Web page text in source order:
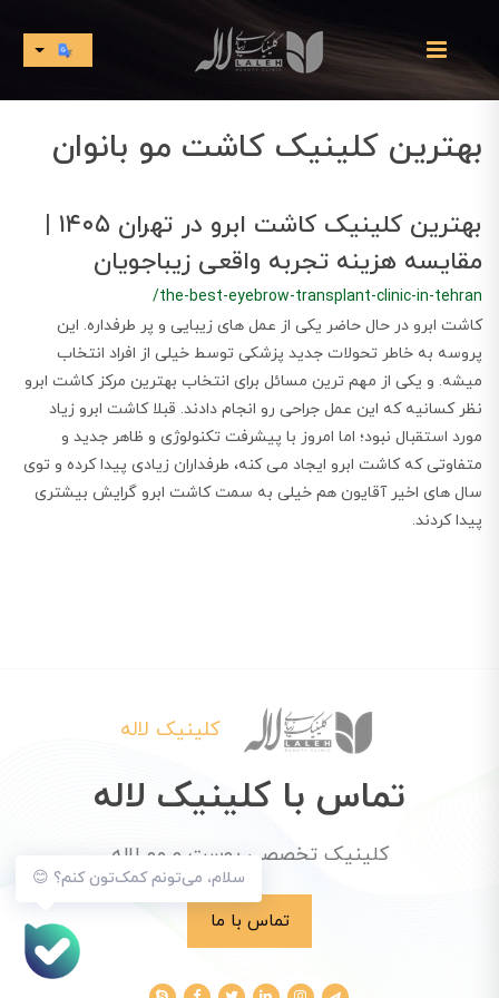
بهترین کلینیک کاشت مو بانوان
بهترین کلینیک کاشت ابرو در تهران ۱۴۰۵ |
مقایسه هزینه تجربه واقعی زیباجویان
/the-best-eyebrow-transplant-clinic-in-tehran
​​​​کاشت ابرو در حال حاضر یکی از عمل های زیبایی و پر طرفداره. این
پروسه به خاطر تحولات جدید پزشکی توسط خیلی از افراد انتخاب
میشه. و یکی از مهم ترین مسائل برای انتخاب بهترین مرکز کاشت ابرو
نظر کسانیه که این عمل جراحی رو انجام دادند. قبلا کاشت ابرو زیاد
مورد استقبال نبود؛ اما امروز با پیشرفت تکنولوژی و ظاهر جدید و
متفاوتی که کاشت ابرو ایجاد می کنه، طرفداران زیادی پیدا کرده و توی
سال های اخیر آقایون هم خیلی به سمت کاشت ابرو گرایش بیشتری
پیدا کردند.
سلام، می‌تونم کمک‌تون کنم؟ 😊
کلینیک لاله
تماس با کلینیک لاله
کلینیک تخصصی پوست و مو لاله
تماس با ما